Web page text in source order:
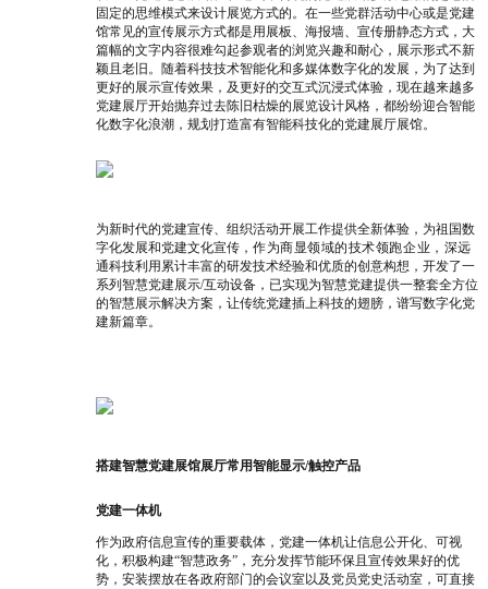
固定的思维模式来设计展览方式的。在一些党群活动中心或是党建
馆常见的宣传展示方式都是用展板、海报墙、宣传册静态方式，大
篇幅的文字内容很难勾起参观者的浏览兴趣和耐心，展示形式不新
颖且老旧。随着科技技术智能化和多媒体数字化的发展，为了达到
更好的展示宣传效果，及更好的交互式沉浸式体验，现在越来越多
党建展厅开始抛弃过去陈旧枯燥的展览设计风格，都纷纷迎合智能
化数字化浪潮，规划打造富有智能科技化的党建展厅展馆。
为新时代的党建宣传、组织活动开展工作提供全新体验，为祖国数
字化发展和党建文化宣传， 作为商显领域的技术领跑企业， 深远
通科技利用累计丰富的研发技术经验和优质的创意构想，开发了一
系列智慧党建展示/互动设备，已实现为智慧党建提供一整套全方位
的智慧展示解决方案，让传统党建插上科技的翅膀，谱写数字化党
建新篇章。
搭建智慧党建展馆展厅常用智能显示/触控产品
党建一体机
作为政府信息宣传的重要载体，党建一体机让信息公开化、可视
化，积极构建“智慧政务”，充分发挥节能环保且宣传效果好的优
势，安装摆放在各政府部门的会议室以及党员党史活动室，可直接